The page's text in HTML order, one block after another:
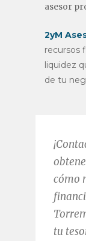
asesor
2yM
recursos
liquidez
de tu
cómo
tu